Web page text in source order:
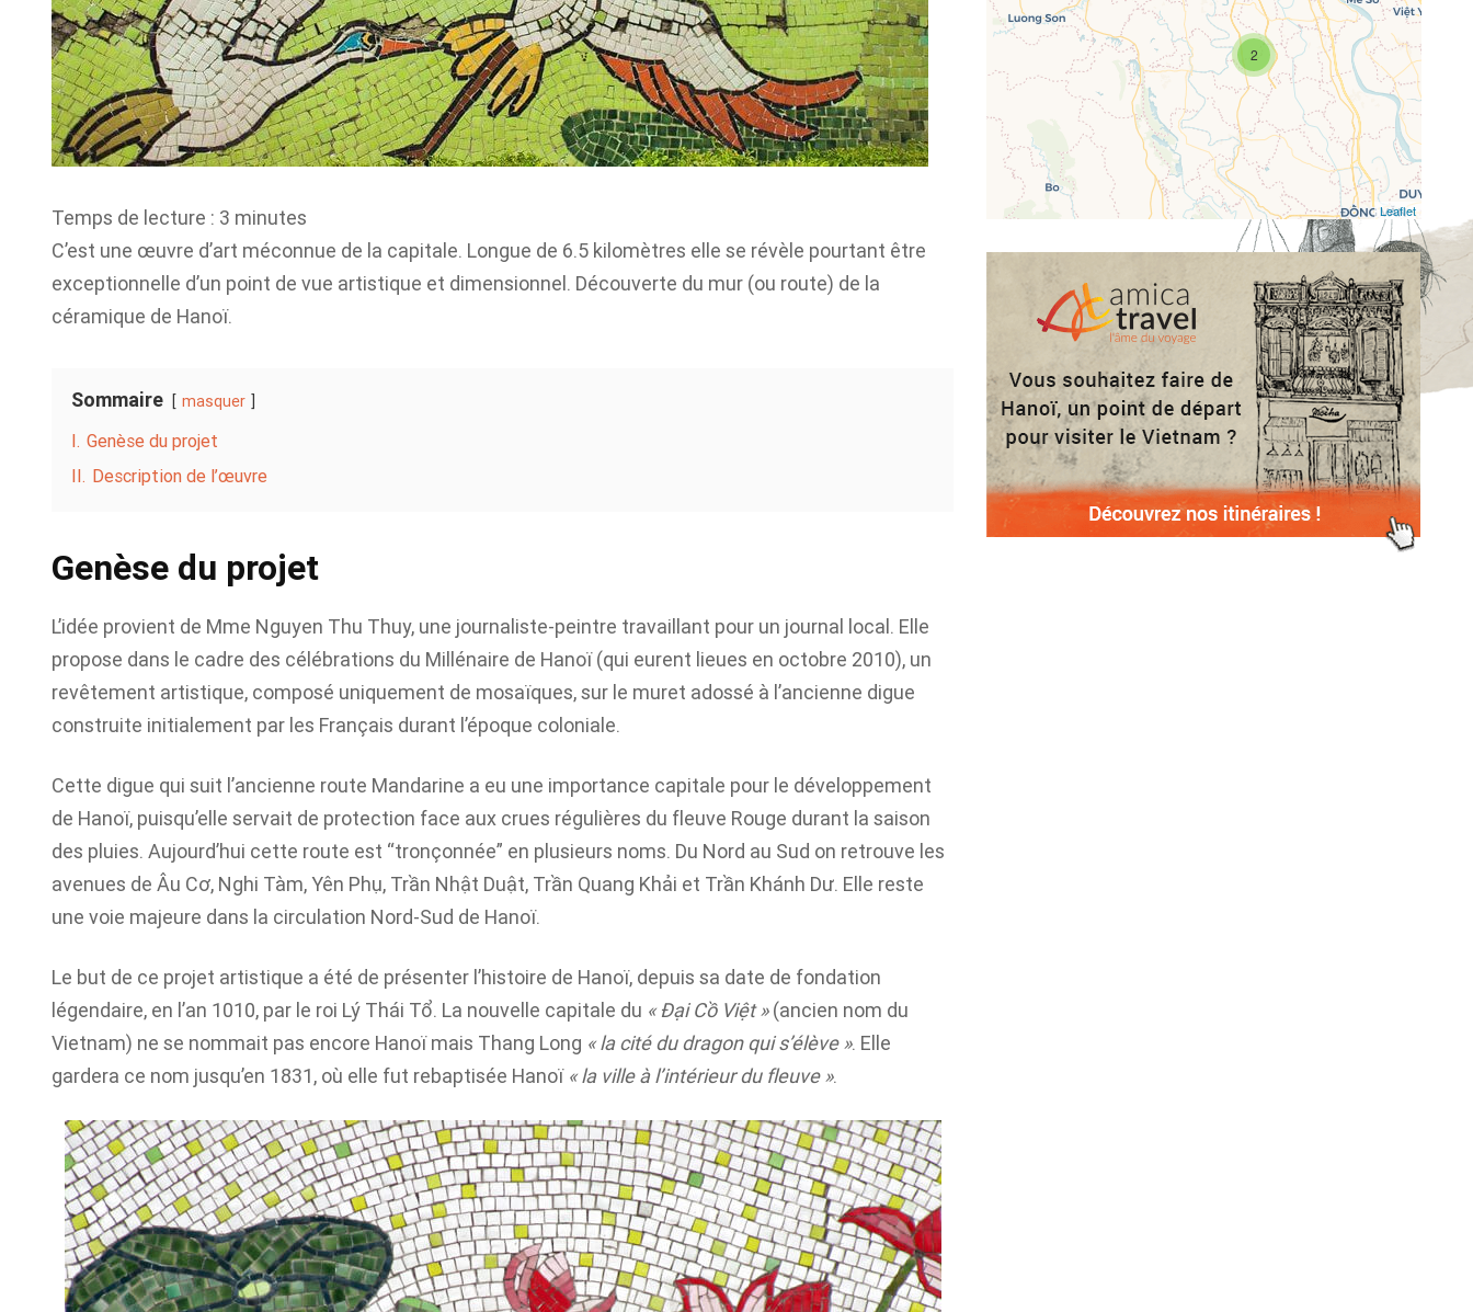
Temps de lecture : 3 minutes
C’est une œuvre d’art méconnue de la capitale. Longue de 6.5 kilomètres elle se révèle pourtant être
exceptionnelle d’un point de vue artistique et dimensionnel. Découverte du mur (ou route) de la
céramique de Hanoï.
Sommaire masquer
I. Genèse du projet
II. Description de l’œuvre
Genèse du projet
L’idée provient de Mme Nguyen Thu Thuy, une journaliste-peintre travaillant pour un journal local. Elle
propose dans le cadre des célébrations du Millénaire de Hanoï (qui eurent lieues en octobre 2010), un
revêtement artistique, composé uniquement de mosaïques, sur le muret adossé à l’ancienne digue
construite initialement par les Français durant l’époque coloniale.
Cette digue qui suit l’ancienne route Mandarine a eu une importance capitale pour le développement
de Hanoï, puisqu’elle servait de protection face aux crues régulières du fleuve Rouge durant la saison
des pluies. Aujourd’hui cette route est “tronçonnée” en plusieurs noms. Du Nord au Sud on retrouve les
avenues de Âu Cơ, Nghi Tàm, Yên Phụ, Trần Nhật Duật, Trần Quang Khải et Trần Khánh Dư. Elle reste
une voie majeure dans la circulation Nord-Sud de Hanoï.
Le but de ce projet artistique a été de présenter l’histoire de Hanoï, depuis sa date de fondation
légendaire, en l’an 1010, par le roi Lý Thái Tổ. La nouvelle capitale du « Đại Cồ Việt »(ancien nom du
Vietnam) ne se nommait pas encore Hanoï mais Thang Long « la cité du dragon qui s’élève ». Elle
gardera ce nom jusqu’en 1831, où elle fut rebaptisée Hanoï « la ville à l’intérieur du fleuve ».
2
Leaflet